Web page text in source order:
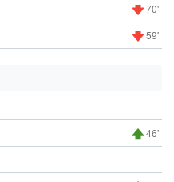
70'
59'
46'